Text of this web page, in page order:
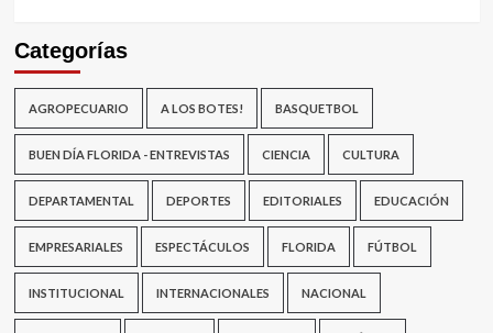
Categorías
AGROPECUARIO A LOS BOTES! BASQUETBOL
BUEN DÍA FLORIDA - ENTREVISTAS CIENCIA CULTURA
DEPARTAMENTAL DEPORTES EDITORIALES EDUCACIÓN
EMPRESARIALES ESPECTÁCULOS FLORIDA FÚTBOL
INSTITUCIONAL INTERNACIONALES NACIONAL